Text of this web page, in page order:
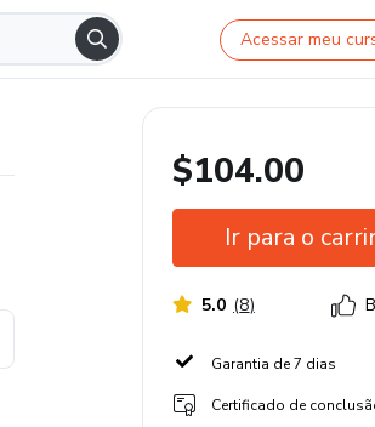
Acessar meu
$104.00
Ir para o
5.0 (8)
Garantia de 7 dias
Certificado de